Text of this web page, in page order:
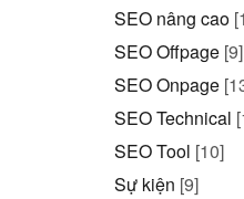
SEO nâng cao
SEO Offpage [9]
SEO Onpage
SEO Technical
SEO Tool [10]
Sự kiện [9]